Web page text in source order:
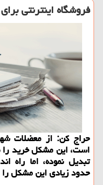
فروشگاه اینترنتی
حراج كن: از معضلات
است، این مشكل خرید را
تبدیل نموده، اما راه
حدود زیادی این مشكل